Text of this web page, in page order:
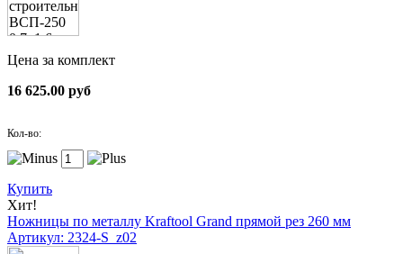
Цена за комплект
16 625.00 руб
Кол-во:
Купить
Хит!
Ножницы по металлу Kraftool Grand прямой рез 260 мм
Артикул: 2324-S_z02